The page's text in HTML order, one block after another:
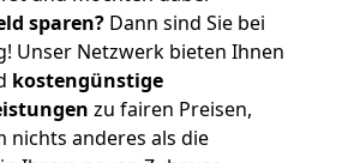
sparen? Dann sind Sie bei
Unser Netzwerk bieten Ihnen
kostengünstige
zu fairen Preisen,
nichts anderes als die